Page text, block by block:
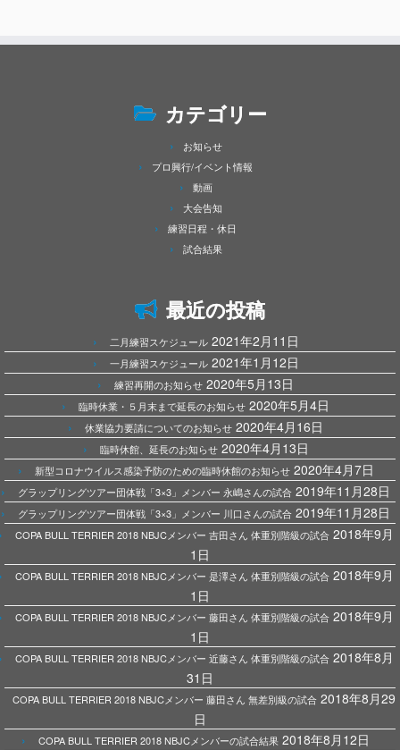
カテゴリー
お知らせ
プロ興行/イベント情報
動画
大会告知
練習日程・休日
試合結果
最近の投稿
二月練習スケジュール 2021年2月11日
一月練習スケジュール 2021年1月12日
練習再開のお知らせ 2020年5月13日
臨時休業・５月末まで延長のお知らせ 2020年5月4日
休業協力要請についてのお知らせ 2020年4月16日
臨時休館、延長のお知らせ 2020年4月13日
新型コロナウイルス感染予防のための臨時休館のお知らせ 2020年4月7日
グラップリングツアー団体戦「3×3」メンバー 永嶋さんの試合 2019年11月28日
グラップリングツアー団体戦「3×3」メンバー 川口さんの試合 2019年11月28日
COPA BULL TERRIER 2018 NBJCメンバー 吉田さん 体重別階級の試合 2018年9月
1日
COPA BULL TERRIER 2018 NBJCメンバー 是澤さん 体重別階級の試合 2018年9月
1日
COPA BULL TERRIER 2018 NBJCメンバー 藤田さん 体重別階級の試合 2018年9月
1日
COPA BULL TERRIER 2018 NBJCメンバー 近藤さん 体重別階級の試合 2018年8月
31日
COPA BULL TERRIER 2018 NBJCメンバー 藤田さん 無差別級の試合 2018年8月29
日
COPA BULL TERRIER 2018 NBJCメンバーの試合結果 2018年8月12日